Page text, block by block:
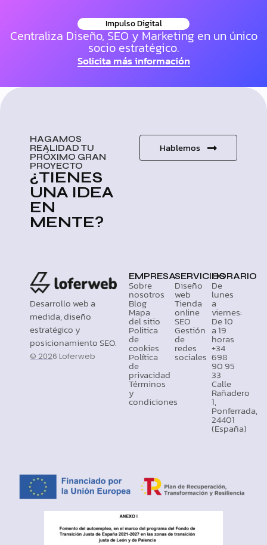
Impulso Digital
Centraliza Diseño, SEO y Marketing en un único
socio estratégico.
Solicita más información
HAGAMOS
REALIDAD TU
PRÓXIMO GRAN
PROYECTO
¿TIENES
UNA IDEA
EN
MENTE?
Hablemos
Desarrollo web a
medida, diseño
estratégico y
posicionamiento SEO.
© 2026 Loferweb
EMPRESA
Sobre
nosotros
Blog
Mapa
del sitio
Politica
de
cookies
Política
de
privacidad
Términos
y
condiciones
SERVICIOS
Diseño
web
Tienda
online
SEO
Gestión
de
redes
sociales
HORARIO
De
lunes
a
viernes:
De 10
a 19
horas
+34
698
90 95
33
Calle
Rañadero
1,
Ponferrada,
24401
(España)